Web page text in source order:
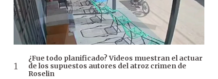
¿Fue todo planificado? Videos muestran el actuar
de los supuestos autores del atroz crimen de
Roselin